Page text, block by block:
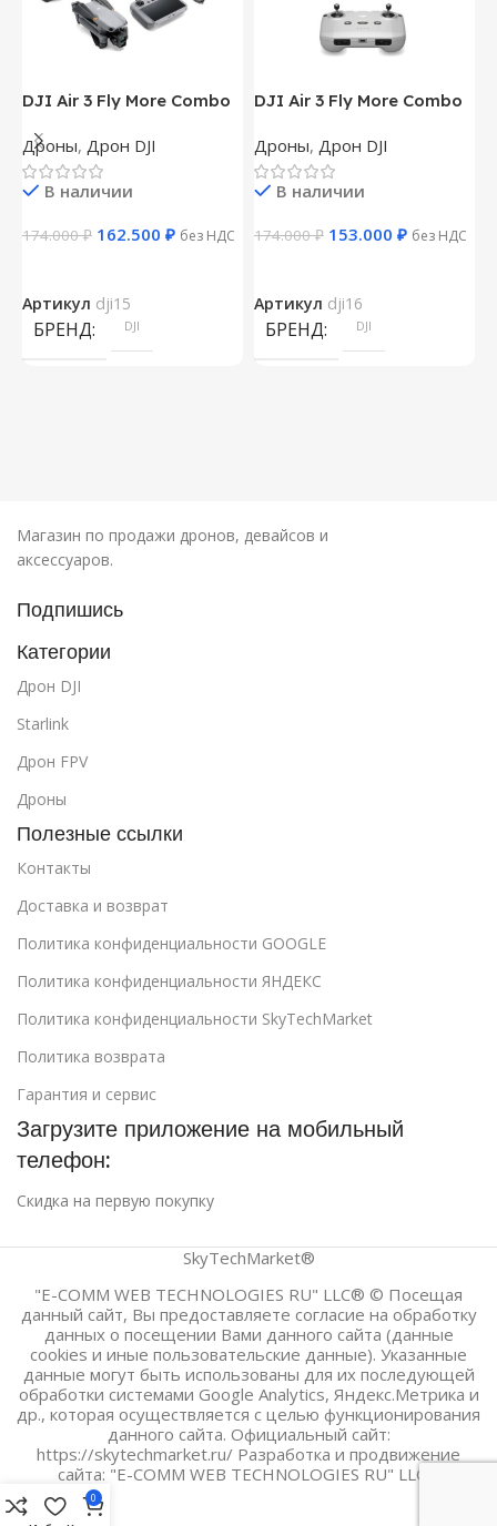
DJI Air 3 Fly More Combo
Дроны, Дрон DJI
В наличии
174.000₽ 162.500 ₽ без НДС
Артикул dji15
БРЕНД DJI
DJI Air 3 Fly More Combo
Дроны, Дрон DJI
В наличии
174.000₽ 153.000 ₽ без НДС
Артикул dji16
БРЕНД DJI
Магазин по продажи дронов, девайсов и
аксессуаров.
Подпишись
Категории
Дрон DJI
Starlink
Дрон FPV
Дроны
Полезные ссылки
Контакты
Доставка и возврат
Политика конфиденциальности GOOGLE
Политика конфиденциальности ЯНДЕКС
Политика конфиденциальности SkyTechMarket
Политика возврата
Гарантия и сервис
Загрузите приложение на мобильный
телефон:
Скидка на первую покупку
SkyTechMarket®
"E-COMM WEB TECHNOLOGIES RU" LLC® © Посещая
данный сайт, Вы предоставляете согласие на обработку
данных о посещении Вами данного сайта (данные
cookies и иные пользовательские данные). Указанные
данные могут быть использованы для их последующей
обработки системами Google Analytics, Яндекс.Метрика и
др., которая осуществляется с целью функционирования
данного сайта. Официальный сайт:
https://skytechmarket.ru/ Разработка и продвижение
сайта: "E-COMM WEB TECHNOLOGIES RU" LLC®
0